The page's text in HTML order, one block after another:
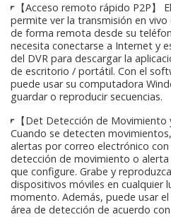
☛【Acceso remoto rápido P2P】
permite ver la transmisión en
de forma remota desde su
necesita conectarse a Internet y
del DVR para descargar la
de escritorio / portátil. Con el
puede usar su computadora
guardar o reproducir secuencias.
☛【Det Detección de Movimiento
Cuando se detecten
alertas por correo electrónico
detección de movimiento o alerta
que configure. Grabe y
dispositivos móviles en cualquier
momento. Además, puede usar
área de detección de acuerdo